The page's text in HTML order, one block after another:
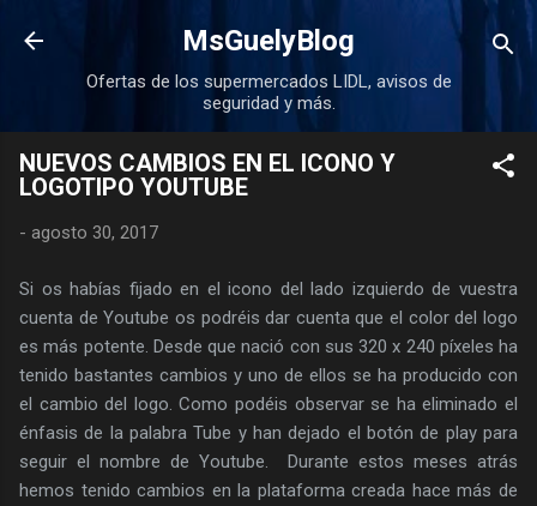
Ir al contenido principal
MsGuelyBlog
Ofertas de los supermercados LIDL, avisos de
seguridad y más.
NUEVOS CAMBIOS EN EL ICONO Y
LOGOTIPO YOUTUBE
- agosto 30, 2017
Si os habías fijado en el icono del lado izquierdo de vuestra
cuenta de Youtube os podréis dar cuenta que el color del logo
es más potente. Desde que nació con sus 320 x 240 píxeles ha
tenido bastantes cambios y uno de ellos se ha producido con
el cambio del logo. Como podéis observar se ha eliminado el
énfasis de la palabra Tube y han dejado el botón de play para
seguir el nombre de Youtube. Durante estos meses atrás
hemos tenido cambios en la plataforma creada hace más de